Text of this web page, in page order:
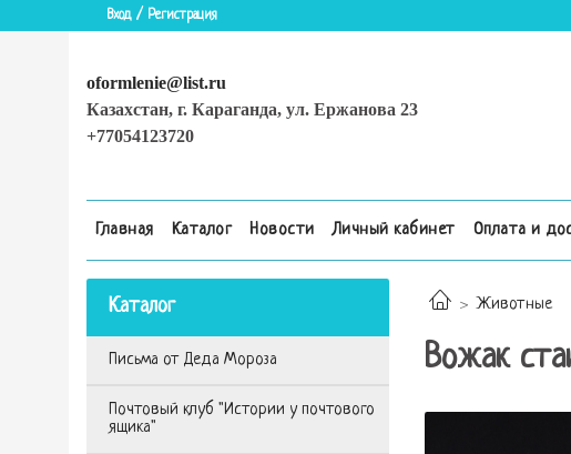
Вход / Регистрация
oformlenie@list.ru
Казахстан, г. Караганда, ул. Ержанова 23
+77054123720
Главная Каталог Новости Личный кабинет Оплата и
Животные
Вожак
Каталог
Письма от Деда Мороза
Почтовый клуб "Истории у почтового
ящика"